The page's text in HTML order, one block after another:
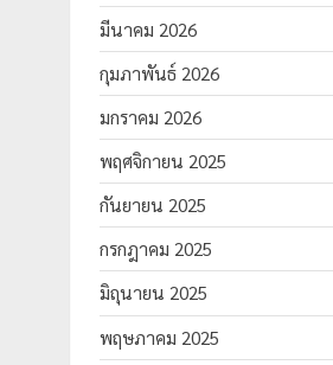
มีนาคม 2026
กุมภาพันธ์ 2026
มกราคม 2026
พฤศจิกายน 2025
กันยายน 2025
กรกฎาคม 2025
มิถุนายน 2025
พฤษภาคม 2025